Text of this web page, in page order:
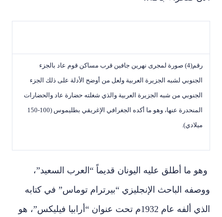
رقم(4) صورة لمجرى نهرين جافين قرب مساكن قوم عاد بالجزء
الجنوبي لشبه الجزيرة العربية ولعل من أوضح الأدلة على ذلك الجزء
الجنوبي من شبه الجزيرة العربية والذي شغلته حضارة عاد والحضارات
المنحدرة عنها، وهو ما أكده الجغرافي الإغريقي بطليموس (100-150
ميلادي).
وهو ما أطلق عليه اليونان قديماً “العرب السعيد”،
ووصفه الباحث الإنجليزي “بيرترام توماس” في كتابه
الذي ألفه عام 1932م تحت عنوان “أرابيا فيليكس”، هو